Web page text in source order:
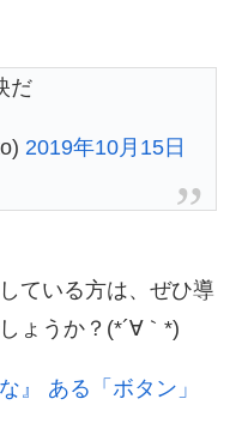
だ
2019年10月15日
ている方は、ぜひ導
ょうか？(*´∀｀*)
』 ある「ボタン」